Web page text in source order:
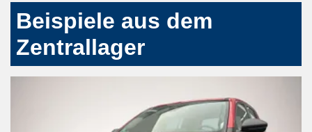
Beispiele aus dem
Zentrallager